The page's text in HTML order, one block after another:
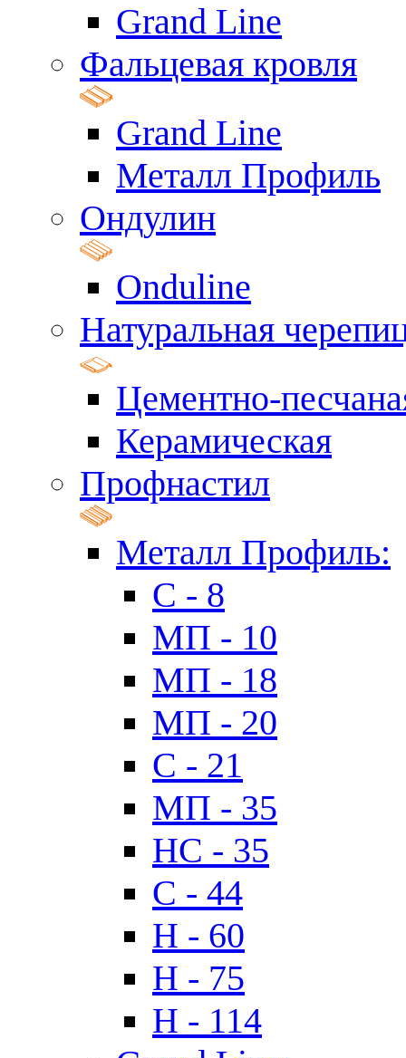
Grand Line
Фальцевая кровля
Grand Line
Металл Профиль
Ондулин
Onduline
Натуральная
Цементно-
Керамическая
Профнастил
Металл Профиль:
C - 8
МП - 10
МП - 18
МП - 20
C - 21
МП - 35
HC - 35
C - 44
H - 60
H - 75
H - 114